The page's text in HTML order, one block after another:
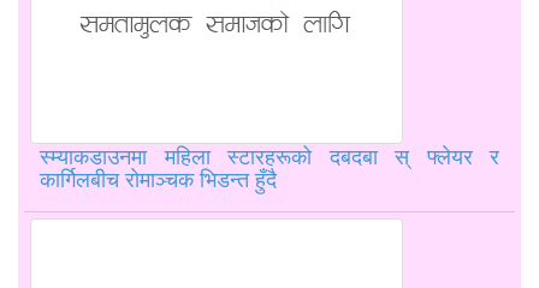
स्म्याकडाउनमा महिला स्टारहरूको दबदबा स् फ्लेयर र
कार्गिलबीच रोमाञ्चक भिडन्त हुँदै